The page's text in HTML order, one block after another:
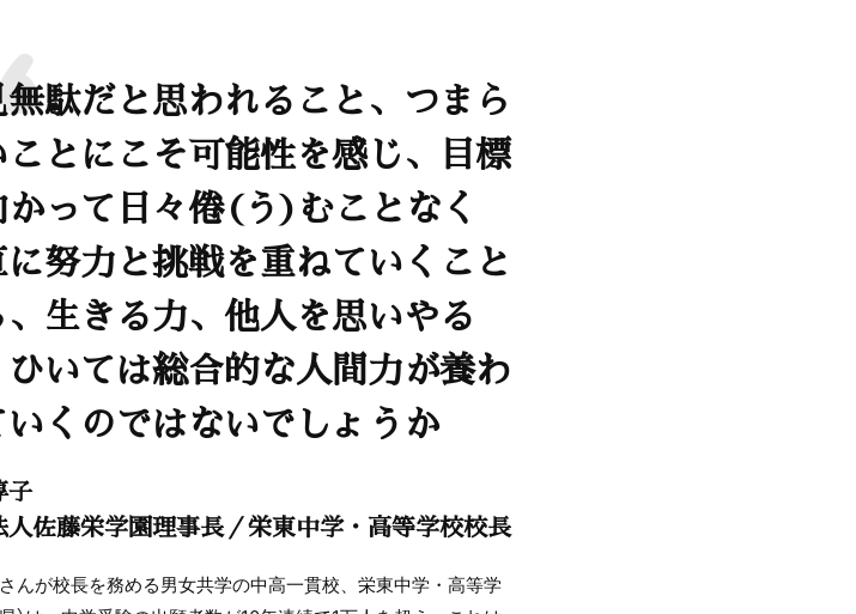
駄だと思われること、つまら
ことにこそ可能性を感じ、目標
かって日々倦(う)むことなく
努力と挑戦を重ねていくこと
、生きる力、他人を思いやる
いては総合的な人間力が養わ
いくのではないでしょうか
子
人佐藤栄学園理事長／栄東中学・高等学校校長
んが校長を務める男女共学の中高一貫校、栄東中学・高等学